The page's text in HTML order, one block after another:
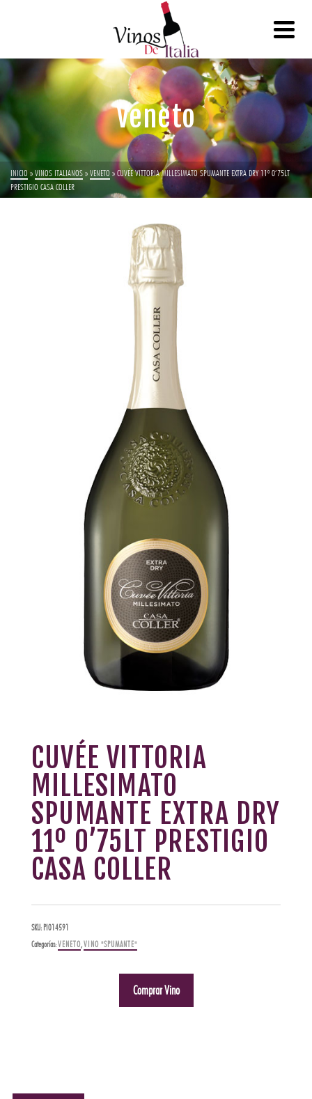
Veneto
INICIO»VINOS ITALIANOS»VENETO »CUVÉE VITTORIA MILLESIMATO SPUMANTE EXTRA DRY 11º 0’75LT
PRESTIGIO CASA COLLER
CUVÉE VITTORIA
MILLESIMATO
SPUMANTE EXTRA DRY
11º 0’75LT PRESTIGIO
CASA COLLER
SKU: PI014591
Categorías:VENETO,VINO "SPUMANTE"
Comprar Vino